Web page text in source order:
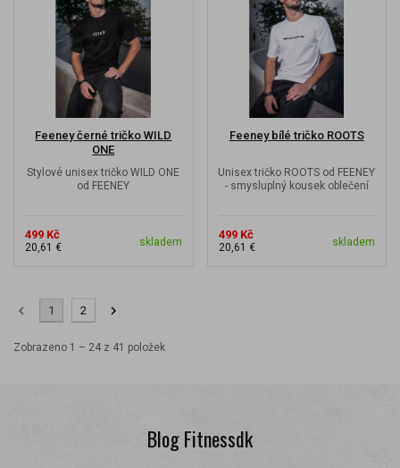
Feeney černé tričko WILD
ONE
Stylové unisex tričko WILD ONE
od FEENEY
499 Kč
20,61 € skladem
Feeney bílé tričko ROOTS
Unisex tričko ROOTS od FEENEY
- smysluplný kousek oblečení
499 Kč
20,61 € skladem
1 2
Zobrazeno 1 – 24 z 41 položek
Blog Fitnessdk